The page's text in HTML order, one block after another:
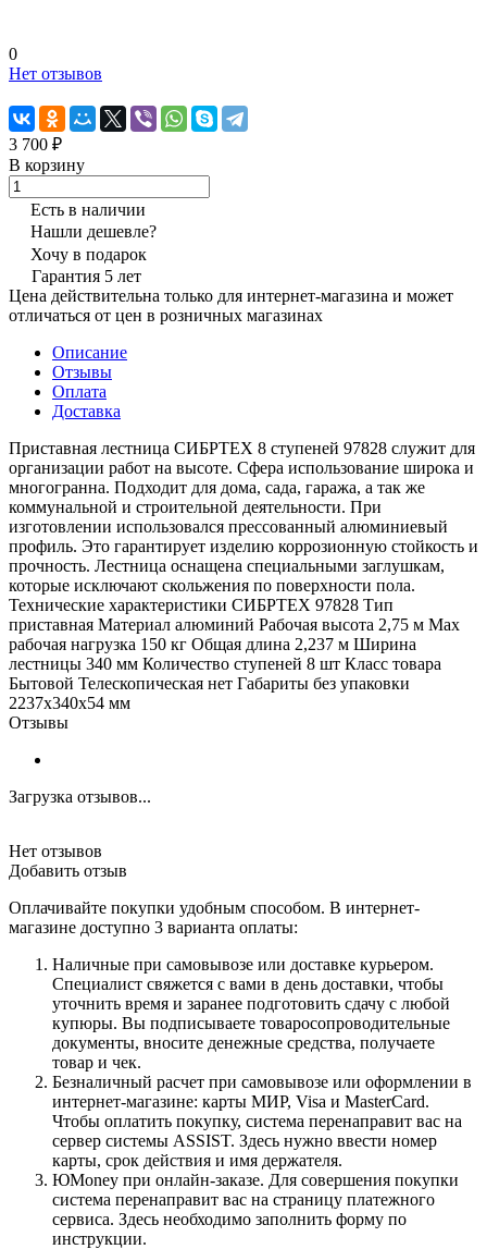
0
Нет отзывов
3 700 ₽
В корзину
Есть в наличии
Нашли дешевле?
Хочу в подарок
Гарантия 5 лет
Цена действительна только для интернет-магазина и может
отличаться от цен в розничных магазинах
Описание
Отзывы
Оплата
Доставка
Приставная лестница СИБРТЕХ 8 ступеней 97828 служит для
организации работ на высоте. Сфера использование широка и
многогранна. Подходит для дома, сада, гаража, а так же
коммунальной и строительной деятельности. При
изготовлении использовался прессованный алюминиевый
профиль. Это гарантирует изделию коррозионную стойкость и
прочность. Лестница оснащена специальными заглушкам,
которые исключают скольжения по поверхности пола.
Технические характеристики СИБРТЕХ 97828 Тип
приставная Материал алюминий Рабочая высота 2,75 м Max
рабочая нагрузка 150 кг Общая длина 2,237 м Ширина
лестницы 340 мм Количество ступеней 8 шт Класс товара
Бытовой Телескопическая нет Габариты без упаковки
2237х340х54 мм
Отзывы
Загрузка отзывов...
Нет отзывов
Добавить отзыв
Оплачивайте покупки удобным способом. В интернет-
магазине доступно 3 варианта оплаты:
Наличные при самовывозе или доставке курьером.
Специалист свяжется с вами в день доставки, чтобы
уточнить время и заранее подготовить сдачу с любой
купюры. Вы подписываете товаросопроводительные
документы, вносите денежные средства, получаете
товар и чек.
Безналичный расчет при самовывозе или оформлении в
интернет-магазине: карты МИР, Visa и MasterCard.
Чтобы оплатить покупку, система перенаправит вас на
сервер системы ASSIST. Здесь нужно ввести номер
карты, срок действия и имя держателя.
ЮMoney при онлайн-заказе. Для совершения покупки
система перенаправит вас на страницу платежного
сервиса. Здесь необходимо заполнить форму по
инструкции.